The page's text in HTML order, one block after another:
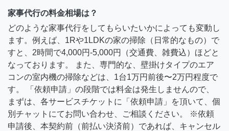
家事代行の料金相場は？
どのような家事代行をしてもらいたいかによっても変動し
ます。例えば、1Rや1LDKの家の掃除（日常的なもの）で
すと、2時間で4,000円-5,000円（交通費、雑費込）ほどと
なっております。 また、専門的な、壁掛けタイプのエア
コンの室内機の掃除などは、1台1万円前後〜2万円程度で
す。 「依頼申請」の段階では料金は発生しませんので、
まずは、各サービスチケットに「依頼申請」を頂いて、個
別チャットにてお問い合わせ、ご相談ください。 ※依頼
申請後、本契約前（前払い決済前）であれば、キャンセル